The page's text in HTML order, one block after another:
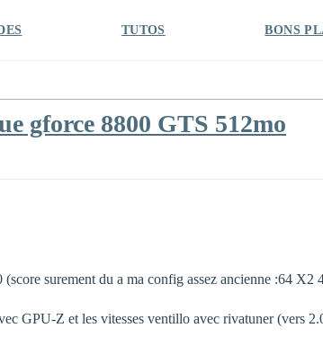
TUTOS BONS
gforce 8800 GTS 512mo
surement du a ma config assez ancienne :64 X2
GPU-Z et les vitesses ventillo avec rivatuner (vers